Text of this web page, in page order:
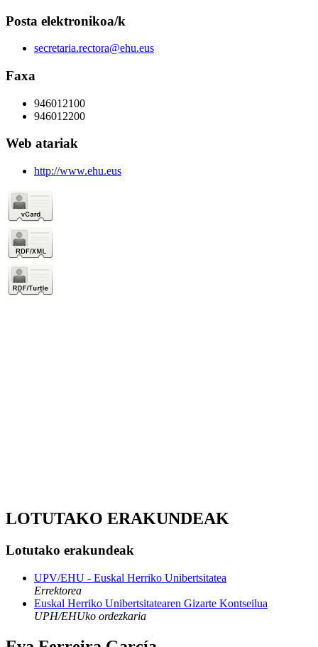
Posta elektronikoa/k
secretaria.rectora@ehu.eus
Faxa
946012100
946012200
Web atariak
http://www.ehu.eus
LOTUTAKO ERAKUNDEAK
Lotutako erakundeak
UPV/EHU - Euskal Herriko Unibertsitatea
Errektorea
Euskal Herriko Unibertsitatearen Gizarte Kontseilua
UPH/EHUko ordezkaria